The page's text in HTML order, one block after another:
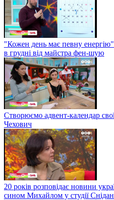
"Кожен день має певну енергію"
в грудні від майстра фен-шую
Створюємо адвент-календар
Чехович
20 років розповідає новини
сином Михайлом у студії